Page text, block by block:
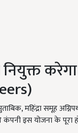
नियुक्त
महिंद्रा समूह
इस योजना के पूरा